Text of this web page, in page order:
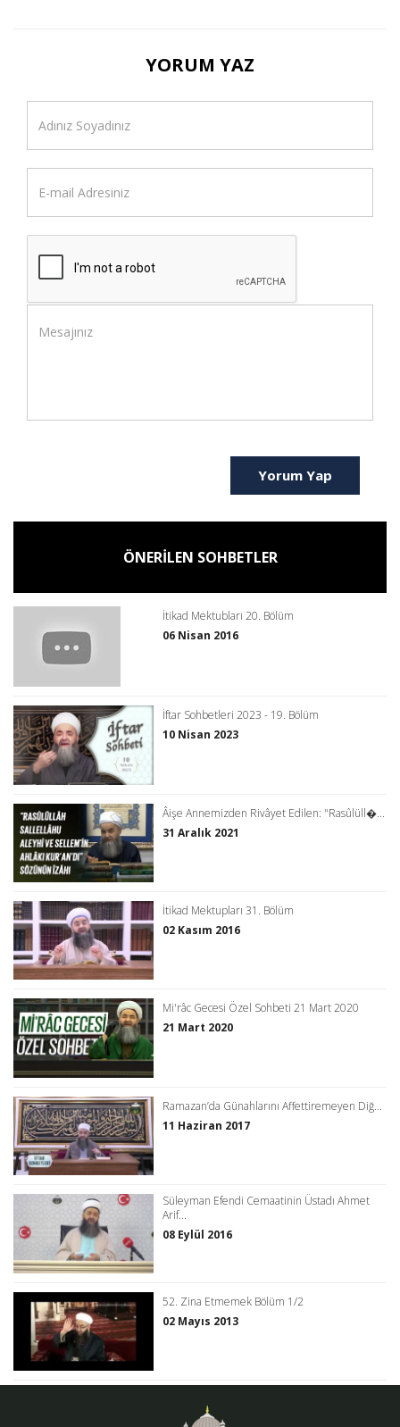
YORUM YAZ
Yorum Yap
ÖNERİLEN SOHBETLER
İtikad Mektubları 20. Bölüm
06 Nisan 2016
İftar Sohbetleri 2023 - 19. Bölüm
10 Nisan 2023
Âişe Annemizden Rivâyet Edilen: "Rasûlüll�...
31 Aralık 2021
İtikad Mektupları 31. Bölüm
02 Kasım 2016
Mi'râc Gecesi Özel Sohbeti 21 Mart 2020
21 Mart 2020
Ramazan’da Günahlarını Affettiremeyen Diğ...
11 Haziran 2017
Süleyman Efendi Cemaatinin Üstadı Ahmet
Arif...
08 Eylül 2016
52. Zina Etmemek Bölüm 1/2
02 Mayıs 2013